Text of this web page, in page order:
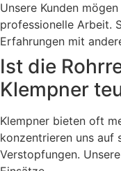
Unsere Kunden
professionelle Arbeit.
Erfahrungen mit
Ist die
Klempner
Klempner bieten oft
konzentrieren uns auf
Verstopfungen.